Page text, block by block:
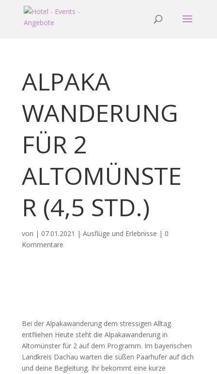
ALPAKA
WANDERUNG
FÜR 2
ALTOMÜNSTE
R (4,5 STD.)
von | 07.01.2021 | Ausflüge und Erlebnisse | 0
Kommentare
Bei der Alpakawanderung dem stressigen Alltag
entfliehen Heute steht die Alpakawanderung in
Altomünster für 2 auf dem Programm. Im bayerischen
Landkreis Dachau warten die süßen Paarhufer auf dich
und deine Begleitung. Ihr bekommt eine kurze